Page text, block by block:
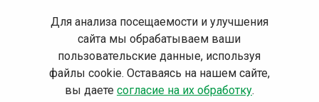
Для анализа посещаемости и улучшения
сайта мы обрабатываем ваши
пользовательские данные, используя
файлы cookie. Оставаясь на нашем сайте,
вы даете согласие на их обработку.